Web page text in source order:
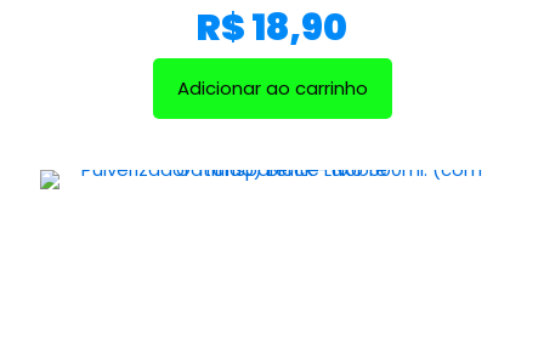
R$18,90
Adicionar ao carrinho